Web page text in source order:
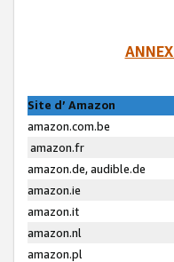
Site d’ Amazon
amazon.com.be
amazon.fr
amazon.de, audible.de
amazon.ie
amazon.it
amazon.nl
amazon.pl